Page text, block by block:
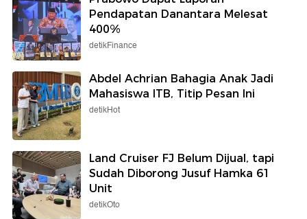
Pendapatan Danantara Melesat
400%
detikFinance
Abdel Achrian Bahagia Anak Jadi
Mahasiswa ITB, Titip Pesan Ini
detikHot
Land Cruiser FJ Belum Dijual, tapi
Sudah Diborong Jusuf Hamka 61
Unit
detikOto